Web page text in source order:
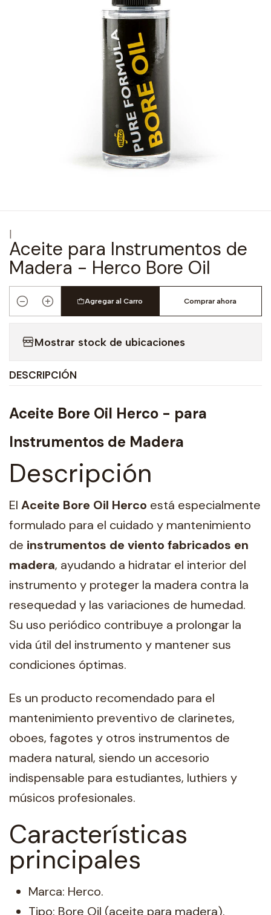
|
Aceite para Instrumentos de
Madera - Herco Bore Oil
Cantidad
Agregar al Carro Comprar ahora
Mostrar stock de ubicaciones
DESCRIPCIÓN
Aceite Bore Oil Herco - para
Instrumentos de Madera
Descripción
El Aceite Bore Oil Herco está especialmente
formulado para el cuidado y mantenimiento
de instrumentos de viento fabricados en
madera, ayudando a hidratar el interior del
instrumento y proteger la madera contra la
resequedad y las variaciones de humedad.
Su uso periódico contribuye a prolongar la
vida útil del instrumento y mantener sus
condiciones óptimas.
Es un producto recomendado para el
mantenimiento preventivo de clarinetes,
oboes, fagotes y otros instrumentos de
madera natural, siendo un accesorio
indispensable para estudiantes, luthiers y
músicos profesionales.
Características
principales
Marca: Herco.
Tipo: Bore Oil (aceite para madera).